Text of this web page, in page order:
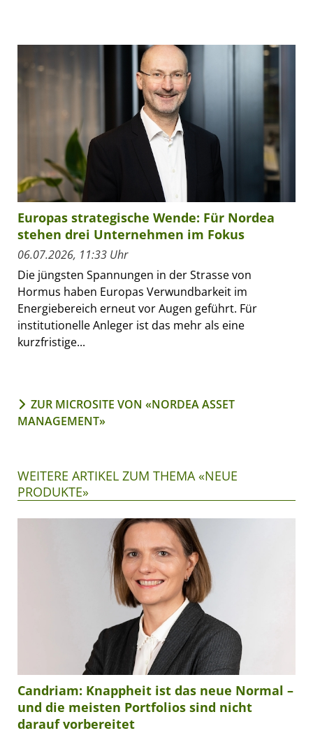
Europas strategische Wende: Für Nordea
stehen drei Unternehmen im Fokus
06.07.2026, 11:33 Uhr
Die jüngsten Spannungen in der Strasse von
Hormus haben Europas Verwundbarkeit im
Energiebereich erneut vor Augen geführt. Für
institutionelle Anleger ist das mehr als eine
kurzfristige...
ZUR MICROSITE VON «NORDEA ASSET
MANAGEMENT»
WEITERE ARTIKEL ZUM THEMA «NEUE
PRODUKTE»
Candriam: Knappheit ist das neue Normal –
und die meisten Portfolios sind nicht
darauf vorbereitet